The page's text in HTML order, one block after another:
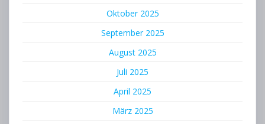
Oktober 2025
September 2025
August 2025
Juli 2025
April 2025
März 2025